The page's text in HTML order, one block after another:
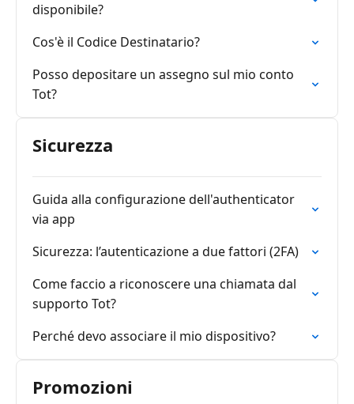
disponibile?
Cos'è il Codice Destinatario?
Posso depositare un assegno sul mio conto
Tot?
Sicurezza
Guida alla configurazione dell'authenticator
via app
Sicurezza: l’autenticazione a due fattori (2FA)
Come faccio a riconoscere una chiamata dal
supporto Tot?
Perché devo associare il mio dispositivo?
Promozioni